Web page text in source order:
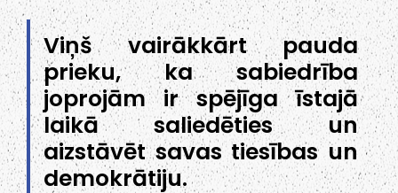
Viņš vairākkārt pauda
prieku, ka sabiedrība
joprojām ir spējīga īstajā
laikā saliedēties un
aizstāvēt savas tiesības un
demokrātiju.